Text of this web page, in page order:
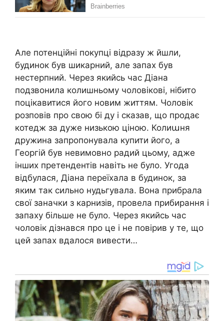
Але потенційні покупці відразу ж йшли,
будинок був шикарний, але запах був
нестерпний. Через якийсь час Діана
подзвонила колишньому чоловікові, нібито
поцікавитися його новим життям. Чоловік
розповів про свою бі ду і сказав, що продає
котедж за дуже низькою ціною. Колиաня
дружина запропонувала купити його, а
Георгій був невимовно радий цьому, адже
інших претендентів навіть не було. Угода
відбулася, Діана переїхала в будинок, за
яким так сильно нудьгувала. Вона прибрала
свої заначки з карнизів, провела прибирання і
запаху більше не було. Через якийсь час
чоловік дізнався про це і не повірив у те, що
цей запах вдалося вивести…